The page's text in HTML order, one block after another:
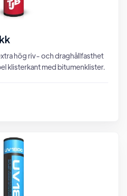
hög riv- och draghållfasthet
klisterkant med bitumenklister.